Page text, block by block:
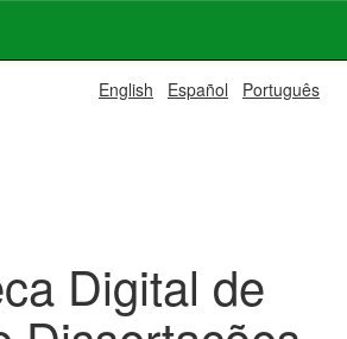
English Español Português
Digital de